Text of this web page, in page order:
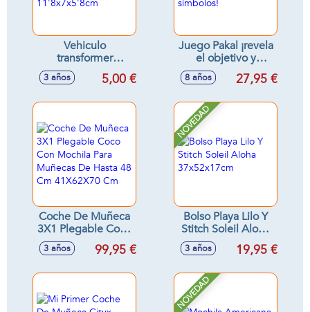
Vehiculo
transformer
fricción, escala 1:55
11'8x7x5'8cm
3 años 5,00 €
Juego Pakal ¡revela
el objetivo y
encuentra los
símbolos!
8 años 27,95 €
Coche De Muñeca
3X1 Plegable Coco
Con Mochila Para
Muñecas De Hasta
3 años 99,95 €
NOVEDAD
Bolso Playa Lilo Y
Stitch Soleil Aloha
37x52x17cm
3 años 19,95 €
NOVEDAD